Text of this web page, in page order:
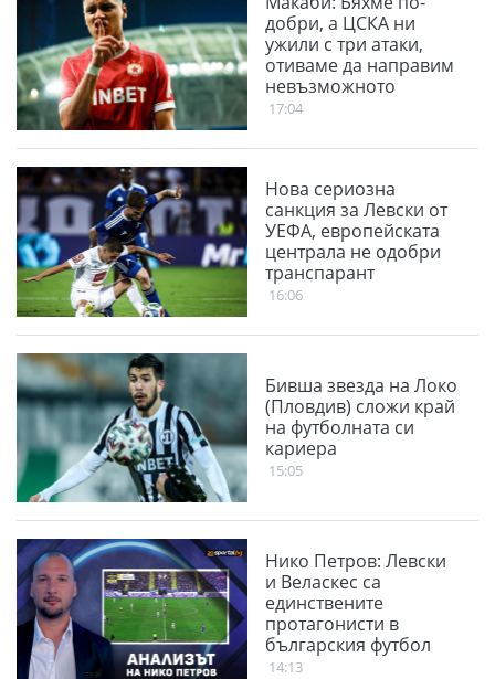
добри, а ЦСКА ни
ужили с три атаки,
отиваме да направим
невъзможното
17:04
Нова сериозна
санкция за Левски от
УЕФА, европейската
централа не одобри
транспарант
16:06
Бивша звезда на Локо
(Пловдив) сложи край
на футболната си
кариера
15:05
Нико Петров: Левски
и Веласкес са
единствените
протагонисти в
българския футбол
14:13